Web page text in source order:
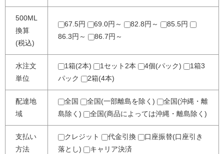
500ML
換算
(税込)
67.5円 69.0円～ 82.8円～
85.5円
86.3円～
86.7円～
水注文
単位
1箱(2本) 1セット2本 4個(パック)
1箱3
パック
2箱(4本)
配達地
域
全国 全国(一部離島を除く)
全国(沖縄・離
島除く)
全国(商品によっては沖縄・離島除く)
支払い
方法
クレジット 代金引換
口座振替(口座引き
落とし)
キャリア決済